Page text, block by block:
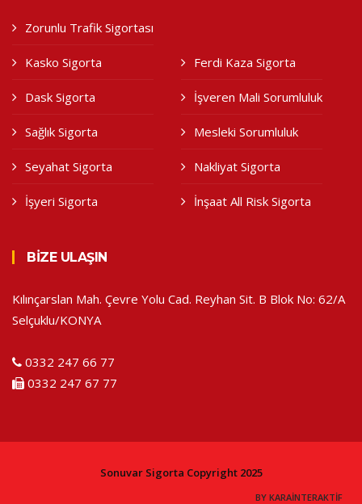
Zorunlu Trafik Sigortası
Kasko Sigorta
Dask Sigorta
Sağlık Sigorta
Seyahat Sigorta
İşyeri Sigorta
Ferdi Kaza Sigorta
İşveren Mali Sorumluluk
Mesleki Sorumluluk
Nakliyat Sigorta
İnşaat All Risk Sigorta
BIZE ULAŞIN
Kılınçarslan Mah. Çevre Yolu Cad. Reyhan Sit. B Blok No: 62/A
Selçuklu/KONYA
0332 247 66 77
0332 247 67 77
Sonuvar Sigorta Copyright 2025
Konya Web Tasarım